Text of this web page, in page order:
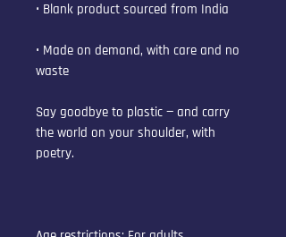
• Blank product sourced from India
• Made on demand, with care and no
waste
Say goodbye to plastic — and carry
the world on your shoulder, with
poetry.